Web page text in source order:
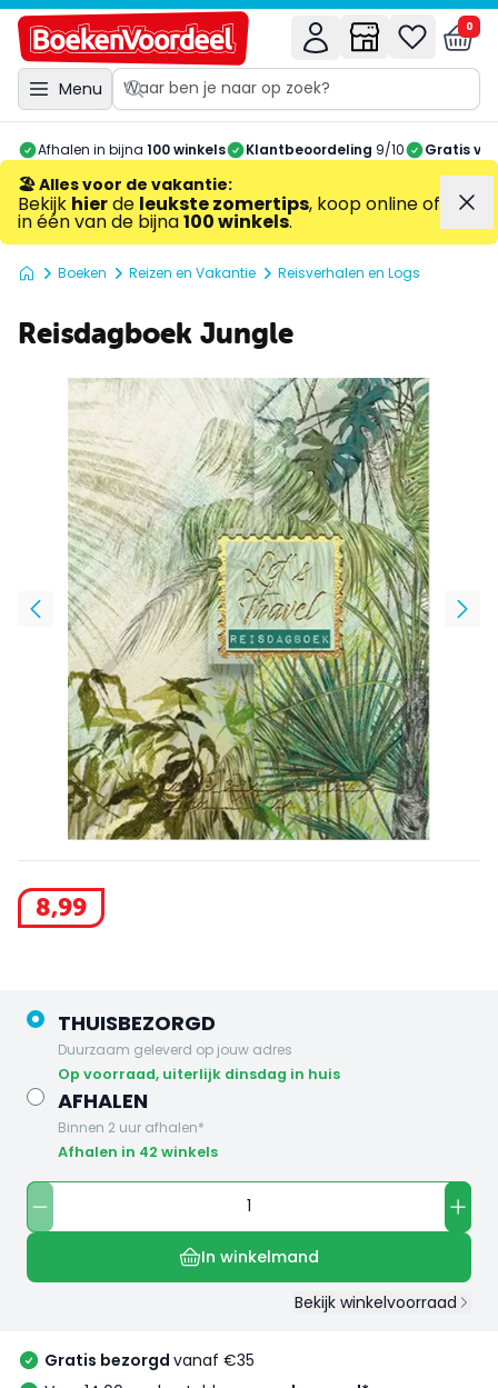
Menu
0
Afhalen in bijna 100 winkels Klantbeoordeling 9/10 Gratis
🏖️ Alles voor de vakantie:
Bekijk hierde leukste zomertips, koop online of
in één van de bijna100 winkels.
Boeken Reizen en Vakantie Reisverhalen en Logs
Reisdagboek Jungle
8,99
THUISBEZORGD
Duurzaam geleverd op jouw adres
op voorraad, uiterlijk dinsdag in huis
AFHALEN
Binnen 2 uur afhalen*
Afhalen in 42 winkels
In winkelmand
Bekijk winkelvoorraad
Gratis bezorgd vanaf €35